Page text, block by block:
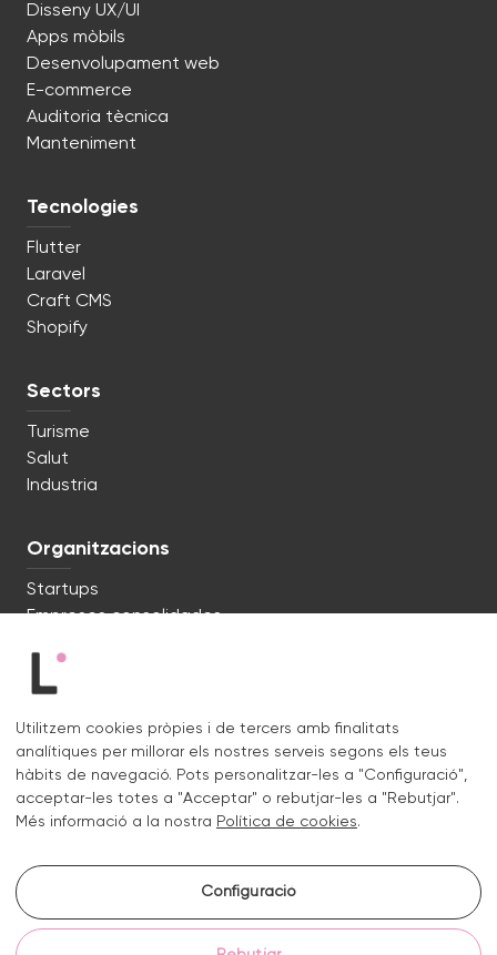
c/ Lluís Muntadas 8, 08035 Barcelona
+34 722 670 621
hello@liquid.cat
Disseny UX/UI
Apps mòbils
Desenvolupament web
E-commerce
Auditoria tècnica
Manteniment
Tecnologies
Flutter
Laravel
Craft CMS
Shopify
Sectors
Turisme
Salut
Industria
Organitzacions
Startups
Empreses consolidades
Utilitzem cookies pròpies i de tercers amb finalitats
analítiques per millorar els nostres serveis segons els teus
hàbits de navegació. Pots personalitzar-les a "Configuració",
acceptar-les totes a "Acceptar" o rebutjar-les a "Rebutjar".
Més informació a la nostra Política de cookies.
Configuració